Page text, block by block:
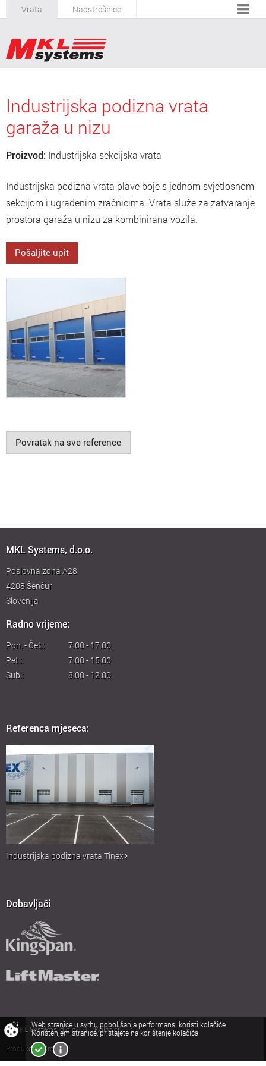
Vrata Nadstrešnice
Industrijska podizna vrata
garaža u nizu
Proizvod: Industrijska sekcijska vrata
Industrijska podizna vrata plave boje s jednom svjetlosnom
sekcijom i ugrađenim zračnicima. Vrata služe za zatvaranje
prostora garaža u nizu za kombinirana vozila.
Pošaljite upit
Povratak na sve reference
MKL Systems, d.o.o.
Poslovna zona A28
4208Šenčur
Slovenija
Radno vrijeme:
Pon. - Čet.:
7.00 - 17.00
Pet.:
7.00 - 15.00
Sub.:
8.00 - 12.00
Referenca mjeseca:
Industrijska podizna vrata Tinex
Dobavljači
© MKL Systems, d.o.o. |
Kolačići
Produkcija:Creatim
Web stranice u svrhu poboljšanja performansi koristi kolačiće.
Korištenjem stranice, pristajete na korištenje kolačića.